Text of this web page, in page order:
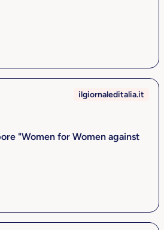
ilgiornaleditalia.it
"Women for Women against